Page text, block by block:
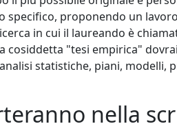
specifico, proponendo un
in cui il laureando è
cosiddetta "tesi empirica"
statistiche, piani, modelli,
nella